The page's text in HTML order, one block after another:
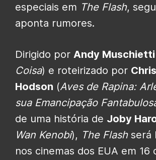
especiais em The Flash,
aponta rumores.
Dirigido por Andy Muschietti
Coisa) e roteirizado por
Hodson (Aves de Rapina:
sua Emancipação
de uma história de Joby
Wan Kenobi), The Flashserá
nos cinemas dos EUA em 16